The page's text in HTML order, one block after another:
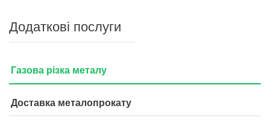
Додаткові послуги
Газова різка металу
Доставка металопрокату